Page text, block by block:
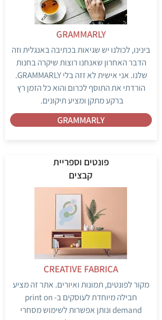
בינינו, לכולנו יש שגיאות בכתיבה באנגלית וזה
הדבר האחרון שאנחנו רוצות שיקרה בחנות
שלנו. אני אישית לא זזה בלי GRAMMARLY.
הורדתי את התוסף לכרום והוא כל הזמן רץ
ברקע מתקן ומציע תיקונים.
GRAMMARLY
GRAMMARLY
פונטים וספריית
קבצים
מקור לפונטים, תמונות ואיורים. אתר זה מציע
חבילה מיוחדת לעוסקים ב- print on
demand ונותן אפשרות לשימוש מסחרי
CREATIVE FABRICA